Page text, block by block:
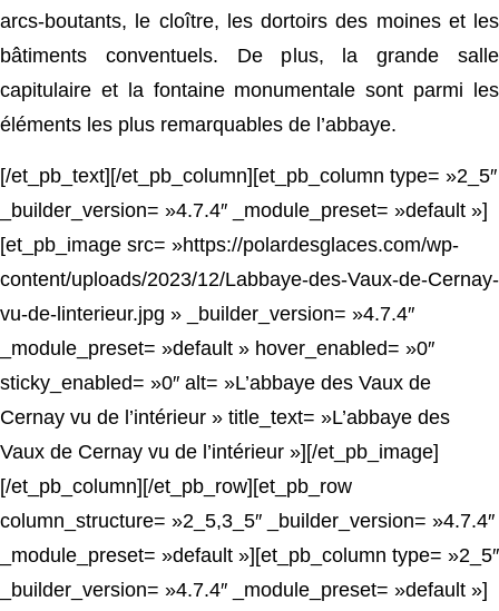
arcs-boutants, le cloître, les dortoirs des moines et les
bâtiments conventuels. De plus, la grande salle
capitulaire et la fontaine monumentale sont parmi les
éléments les plus remarquables de l’abbaye.
[/et_pb_text][/et_pb_column][et_pb_column type= »2_5″
_builder_version= »4.7.4″ _module_preset= »default »]
[et_pb_image src= »https://polardesglaces.com/wp-
content/uploads/2023/12/Labbaye-des-Vaux-de-Cernay-
vu-de-linterieur.jpg » _builder_version= »4.7.4″
_module_preset= »default » hover_enabled= »0″
sticky_enabled= »0″ alt= »L’abbaye des Vaux de
Cernay vu de l’intérieur » title_text= »L’abbaye des
Vaux de Cernay vu de l’intérieur »][/et_pb_image]
[/et_pb_column][/et_pb_row][et_pb_row
column_structure= »2_5,3_5″ _builder_version= »4.7.4″
_module_preset= »default »][et_pb_column type= »2_5″
_builder_version= »4.7.4″ _module_preset= »default »]